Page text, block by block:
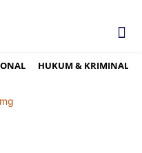
HUKUM & KRIMINAL